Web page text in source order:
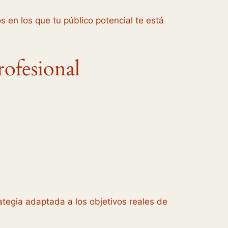
en los que tu público potencial te está
adaptada a los objetivos reales de